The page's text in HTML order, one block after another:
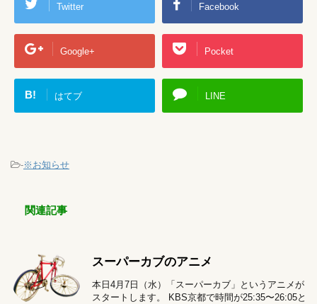
Twitter Facebook
Google+ Pocket
B! はてブ LINE
-※お知らせ
関連記事
スーパーカブのアニメ
本日4月7日（水）「スーパーカブ」というアニメが
スタートします。 KBS京都で時間が25:35〜26:05と